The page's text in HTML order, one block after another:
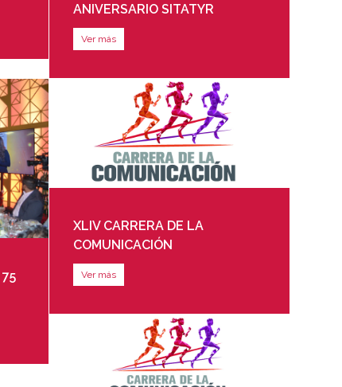
ANIVERSARIO SITATYR
Ver más
XLIV CARRERA DE LA
COMUNICACIÓN
Ver más